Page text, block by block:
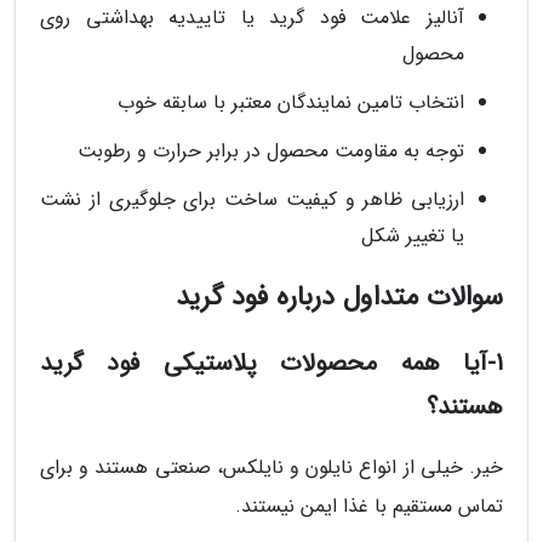
آنالیز علامت فود گرید یا تاییدیه بهداشتی روی
محصول
انتخاب تامین نمایندگان معتبر با سابقه خوب
توجه به مقاومت محصول در برابر حرارت و رطوبت
ارزیابی ظاهر و کیفیت ساخت برای جلوگیری از نشت
یا تغییر شکل
سوالات متداول درباره فود گرید
1-آیا همه محصولات پلاستیکی فود گرید
هستند؟
خیر. خیلی از انواع نایلون و نایلکس، صنعتی هستند و برای
تماس مستقیم با غذا ایمن نیستند.